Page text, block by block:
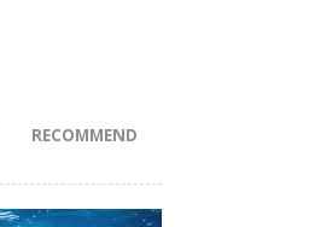
RECOMMEND